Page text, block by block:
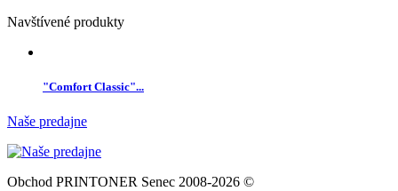
Navštívené produkty
"Comfort Classic"...
Naše predajne
Obchod PRINTONER Senec 2008-2026 ©